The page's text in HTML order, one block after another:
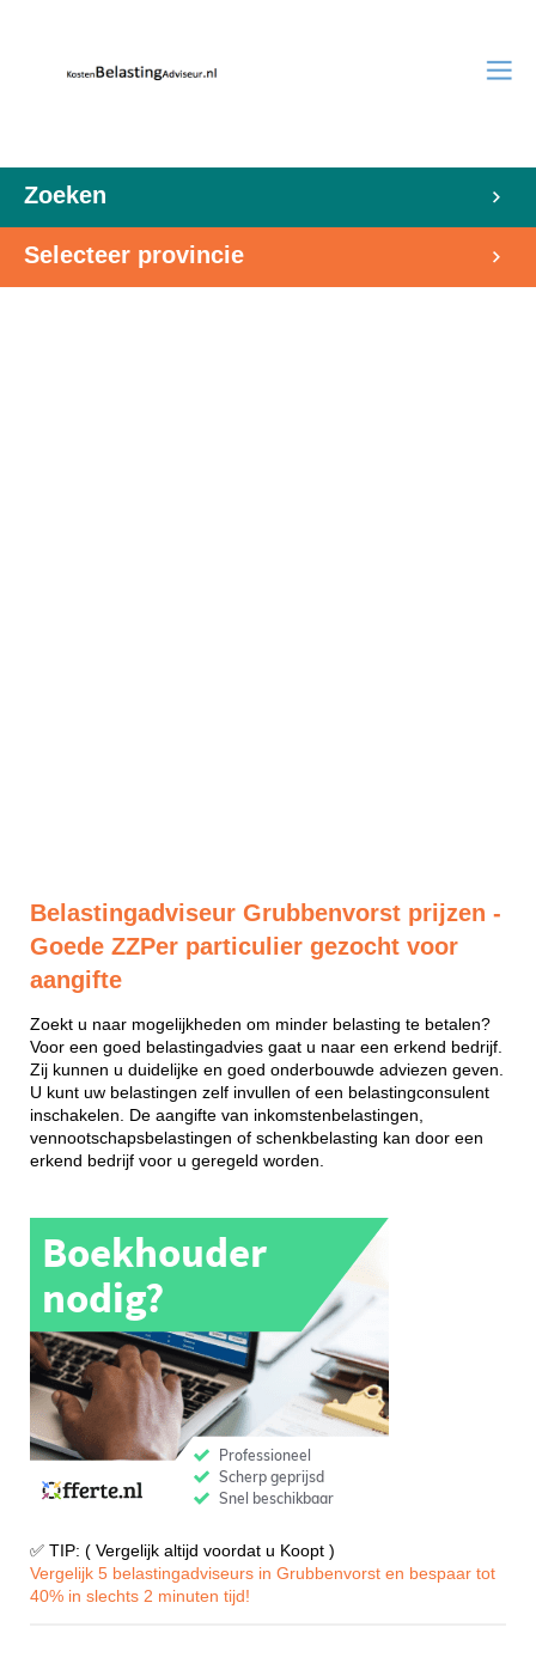
Zoeken
Selecteer provincie
Belastingadviseur Grubbenvorst prijzen -
Goede ZZPer particulier gezocht voor
aangifte
Zoekt u naar mogelijkheden om minder belasting te betalen?
Voor een goed belastingadvies gaat u naar een erkend bedrijf.
Zij kunnen u duidelijke en goed onderbouwde adviezen geven.
U kunt uw belastingen zelf invullen of een belastingconsulent
inschakelen. De aangifte van inkomstenbelastingen,
vennootschapsbelastingen of schenkbelasting kan door een
erkend bedrijf voor u geregeld worden.
✅ TIP: ( Vergelijk altijd voordat u Koopt )
Vergelijk 5 belastingadviseurs in Grubbenvorst en bespaar tot
40% in slechts 2 minuten tijd!